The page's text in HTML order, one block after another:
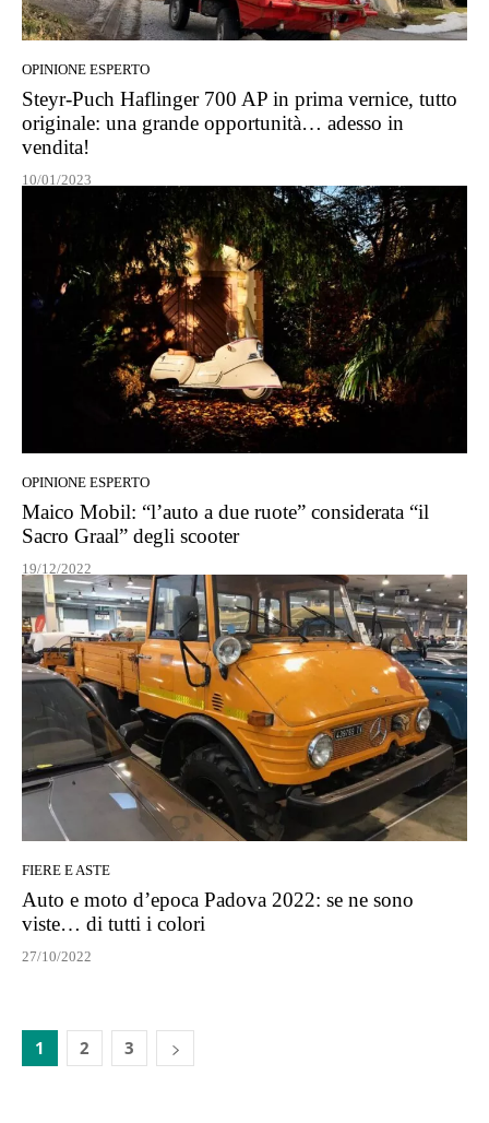
OPINIONE ESPERTO
Steyr-Puch Haflinger 700 AP in prima vernice, tutto
originale: una grande opportunità… adesso in
vendita!
10/01/2023
OPINIONE ESPERTO
Maico Mobil: “l’auto a due ruote” considerata “il
Sacro Graal” degli scooter
19/12/2022
FIERE E ASTE
Auto e moto d’epoca Padova 2022: se ne sono
viste… di tutti i colori
27/10/2022
1 2 3